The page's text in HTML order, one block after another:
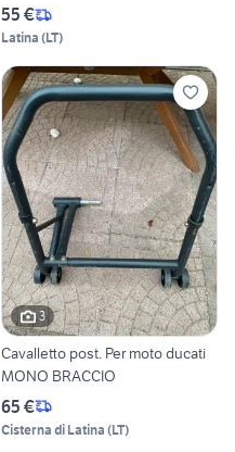
55 €
Latina (LT)
3
Cavalletto post. Per moto ducati
MONO BRACCIO
65 €
Cisterna di Latina (LT)